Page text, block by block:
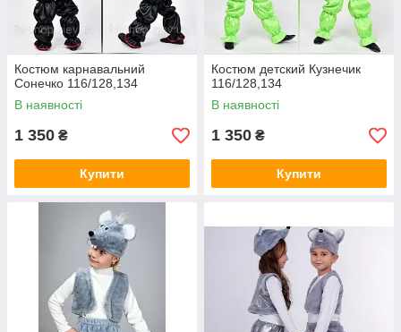
Костюм карнавальний
Сонечко 116/128,134
В наявності
1 350 ₴
Купити
Костюм детский Кузнечик
116/128,134
В наявності
1 350 ₴
Купити